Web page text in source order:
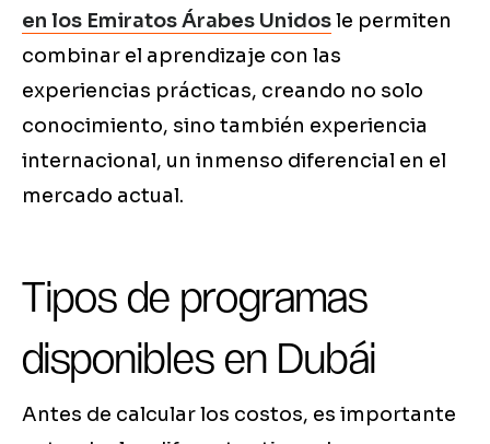
en los Emiratos Árabes Unidosle permiten
combinar el aprendizaje con las
experiencias prácticas, creando no solo
conocimiento, sino también experiencia
internacional, un inmenso diferencial en el
mercado actual.
Tipos de programas
disponibles en Dubái
Antes de calcular los costos, es importante